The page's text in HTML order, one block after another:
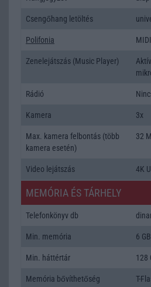
Csengőhang letöltés
Polifonia MIDI
Zenelejátszás (Music Player)
Rádió
Kamera 3x
Max. kamera felbontás (több
kamera esetén)
32
Video lejátszás 4K
MEMÓRIA ÉS TÁRHELY
Telefonkönyv db
Min. memória 6 GB
Min. háttértár 128
Memória bővíthetőség T-